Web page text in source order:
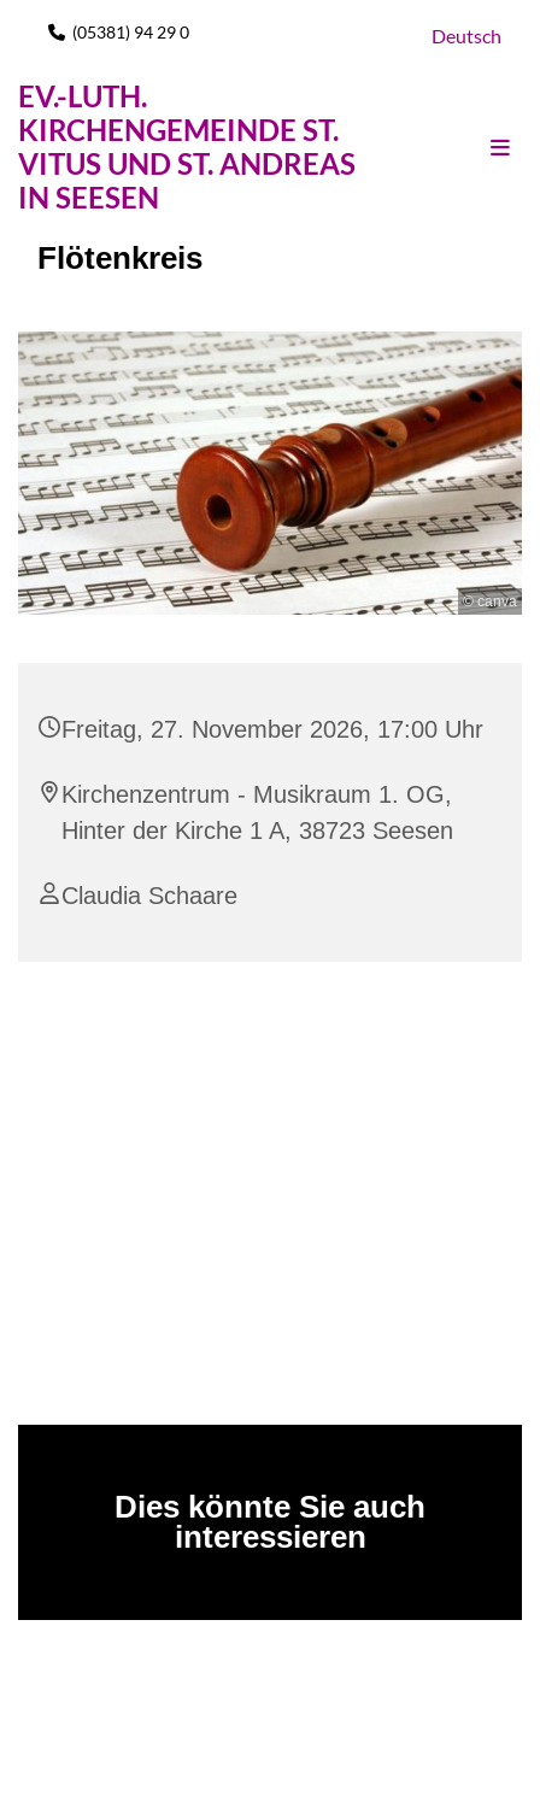
 (05381) 94 29 0 Deutsch
EV.-LUTH.
KIRCHENGEMEINDE ST.
VITUS UND ST. ANDREAS
IN SEESEN
Flötenkreis
© canva
Freitag, 27. November 2026, 17:00 Uhr
Kirchenzentrum - Musikraum 1. OG,
Hinter der Kirche 1 A, 38723 Seesen
Claudia Schaare
Dies könnte Sie auch
interessieren